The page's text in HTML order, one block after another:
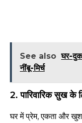
See also घर-
नींबू-मिर्च
2. पारिवारिक सुख के
घर में प्रेम, एकता और